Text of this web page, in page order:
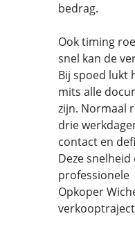
bedrag.
Ook timing
snel kan de
Bij spoed lukt
mits alle
zijn. Normaal
drie
contact en
Deze
professionele
Opkoper